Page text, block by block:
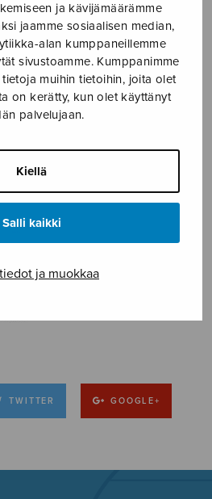
ja kävijämäärämme
jaamme sosiaalisen median,
alan kumppaneillemme
sivustoamme. Kumppanimme
muihin tietoihin, joita olet
on kerätty, kun olet käyttänyt
palvelujaan.
Kiellä
Salli kaikki
ja muokkaa
TWITTER GOOGLE+